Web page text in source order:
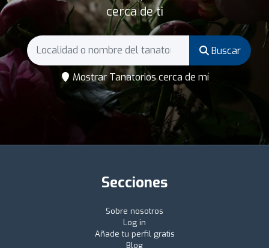
cerca de ti
Buscar
Mostrar Tanatorios cerca de mí
Secciones
Sobre nosotros
Log in
Añade tu perfil gratis
Blog